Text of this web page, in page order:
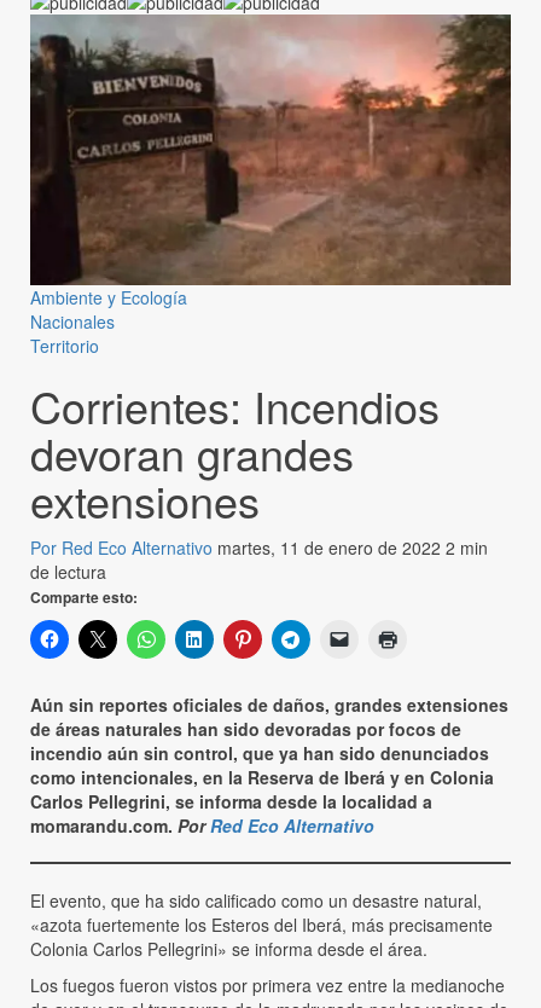
Ambiente y Ecología
Nacionales
Territorio
Corrientes: Incendios
devoran grandes
extensiones
Por Red Eco Alternativo martes, 11 de enero de 2022 2 min
de lectura
Comparte esto:
Aún sin reportes oficiales de daños, grandes extensiones
de áreas naturales han sido devoradas por focos de
incendio aún sin control, que ya han sido denunciados
como intencionales, en la Reserva de Iberá y en Colonia
Carlos Pellegrini, se informa desde la localidad a
momarandu.com. PorRed Eco Alternativo
El evento, que ha sido calificado como un desastre natural,
«azota fuertemente los Esteros del Iberá, más precisamente
Colonia Carlos Pellegrini» se informa desde el área.
Los fuegos fueron vistos por primera vez entre la medianoche